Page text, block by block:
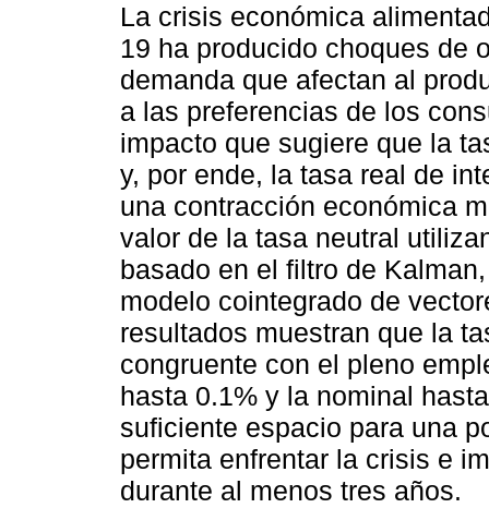
La crisis económica
19 ha producido choques de
demanda que afectan al
a las preferencias de los
impacto que sugiere que la
y, por ende, la tasa real de
una contracción económica
valor de la tasa neutral
basado en el filtro de
modelo cointegrado de
resultados muestran que la
congruente con el pleno
hasta 0.1% y la nominal
suficiente espacio para una
permita enfrentar la crisis e
durante al menos tres años.